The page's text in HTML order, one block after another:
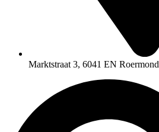
Marktstraat 3, 6041 EN Roermond